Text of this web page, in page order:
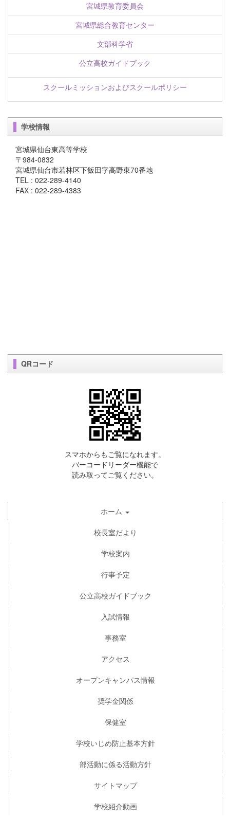
宮城県教育委員会
宮城県総合教育センター
文部科学省
公立高校ガイドブック
スクールミッションおよびスクールポリシー
学校情報
宮城県仙台東高等学校
〒984-0832
宮城県仙台市若林区下飯田字高野東70番地
TEL : 022-289-4140
FAX : 022-289-4383
QRコード
スマホからもご覧になれます。
バーコードリーダー機能で
読み取ってご覧ください。
ホーム
校長室だより
学校案内
行事予定
公立高校ガイドブック
入試情報
事務室
アクセス
オープンキャンパス情報
奨学金関係
保健室
学校いじめ防止基本方針
部活動に係る活動方針
サイトマップ
学校紹介動画